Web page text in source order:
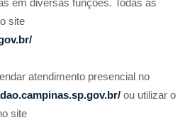
em diversas funções. Todas as
site
atendimento presencial no
ou utilizar o
site